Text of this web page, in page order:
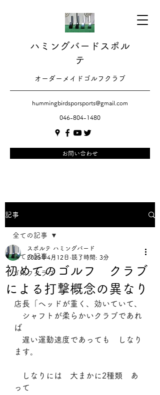
ハミングバードスポル
テ
​​オーダーメイドゴルフクラブ
hummingbirdsporsports@gmail.com
046-804-1480
お問い合わせ
記事
全ての記事
ゴルフクラブ
全ての記事
初めてのゴルフ クラブ
による打撃概念の異なり
スポルテ ハミングバード
2025年4月12日 読了時間: 3分
店長「ヘッドが重く、効いていて、
シャフトが柔らかいクラブであれ
ば
遅い運動速度であっても　しなり
ます。
しなりには　大まかに2種類　あ
って